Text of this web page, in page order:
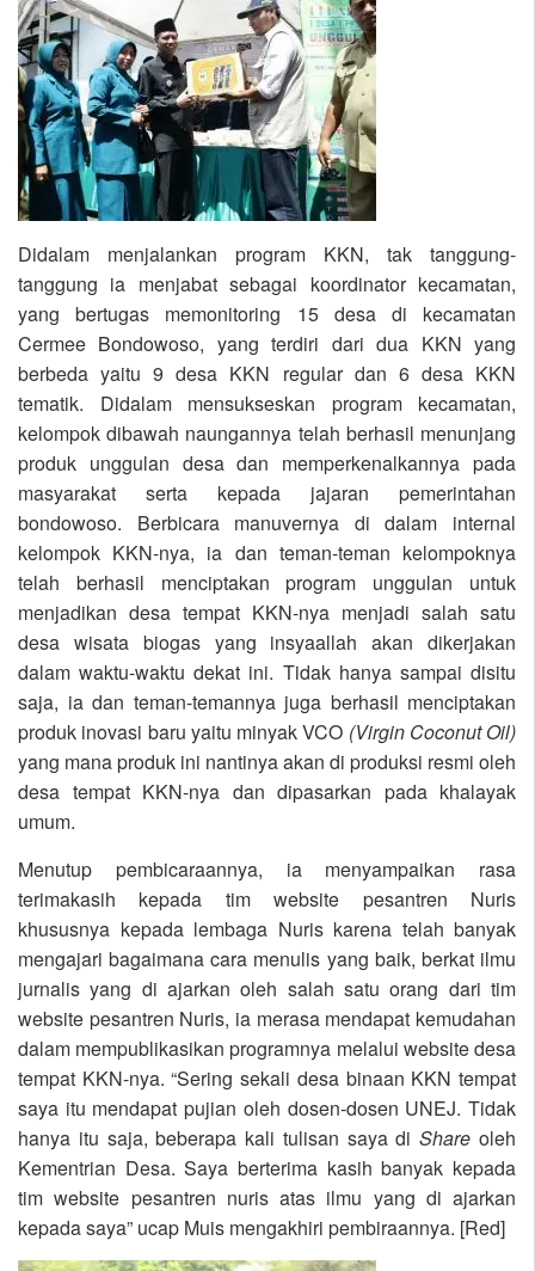
Didalam menjalankan program KKN, tak tanggung-
tanggung ia menjabat sebagai koordinator kecamatan,
yang bertugas memonitoring 15 desa di kecamatan
Cermee Bondowoso, yang terdiri dari dua KKN yang
berbeda yaitu 9 desa KKN regular dan 6 desa KKN
tematik. Didalam mensukseskan program kecamatan,
kelompok dibawah naungannya telah berhasil menunjang
produk unggulan desa dan memperkenalkannya pada
masyarakat serta kepada jajaran pemerintahan
bondowoso. Berbicara manuvernya di dalam internal
kelompok KKN-nya, ia dan teman-teman kelompoknya
telah berhasil menciptakan program unggulan untuk
menjadikan desa tempat KKN-nya menjadi salah satu
desa wisata biogas yang insyaallah akan dikerjakan
dalam waktu-waktu dekat ini. Tidak hanya sampai disitu
saja, ia dan teman-temannya juga berhasil menciptakan
produk inovasi baru yaitu minyak VCO (Virgin Coconut Oil)
yang mana produk ini nantinya akan di produksi resmi oleh
desa tempat KKN-nya dan dipasarkan pada khalayak
umum.
Menutup pembicaraannya, ia menyampaikan rasa
terimakasih kepada tim website pesantren Nuris
khususnya kepada lembaga Nuris karena telah banyak
mengajari bagaimana cara menulis yang baik, berkat ilmu
jurnalis yang di ajarkan oleh salah satu orang dari tim
website pesantren Nuris, ia merasa mendapat kemudahan
dalam mempublikasikan programnya melalui website desa
tempat KKN-nya. “Sering sekali desa binaan KKN tempat
saya itu mendapat pujian oleh dosen-dosen UNEJ. Tidak
hanya itu saja, beberapa kali tulisan saya diShareoleh
Kementrian Desa. Saya berterima kasih banyak kepada
tim website pesantren nuris atas ilmu yang di ajarkan
kepada saya” ucap Muis mengakhiri pembiraannya. [Red]